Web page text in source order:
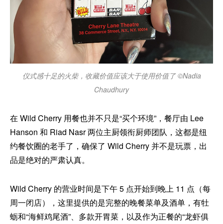
仪式感十足的火柴，收藏价值应该大于使用价值了 ©Nadia
Chaudhury
在 Wild Cherry 用餐也并不只是“买个环境”，餐厅由 Lee
Hanson 和 Riad Nasr 两位主厨领衔厨师团队，这都是纽
约餐饮圈的老手了，确保了 Wild Cherry 并不是玩票，出
品是绝对的严肃认真。
Wild Cherry 的营业时间是下午 5 点开始到晚上 11 点（每
周一闭店），这里提供的是完整的晚餐菜单及酒单，有牡
蛎和“海鲜鸡尾酒”、多款开胃菜，以及作为正餐的“龙虾俱